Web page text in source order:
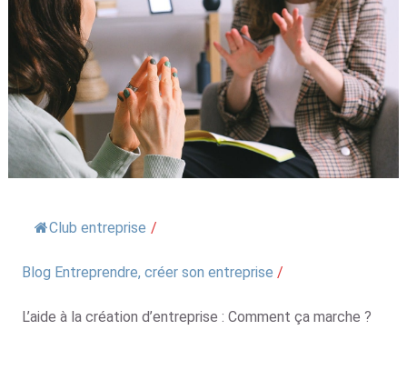
Club entreprise /
Blog Entreprendre, créer son entreprise /
L’aide à la création d’entreprise : Comment ça marche ?